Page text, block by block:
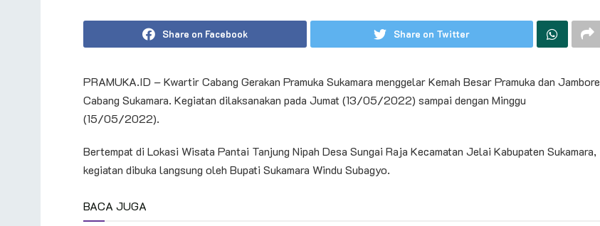
Share on Facebook Share on Twitter
PRAMUKA.ID – Kwartir Cabang Gerakan Pramuka Sukamara menggelar Kemah Besar Pramuka dan Jambore
Cabang Sukamara. Kegiatan dilaksanakan pada Jumat (13/05/2022) sampai dengan Minggu
(15/05/2022).
Bertempat di Lokasi Wisata Pantai Tanjung Nipah Desa Sungai Raja Kecamatan Jelai Kabupaten Sukamara,
kegiatan dibuka langsung oleh Bupati Sukamara Windu Subagyo.
BACA JUGA